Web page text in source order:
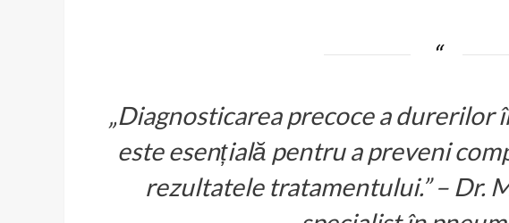
„Diagnosticarea precoce a durerilor
este esențială pentru a preveni
rezultatele tratamentului.” – Dr.